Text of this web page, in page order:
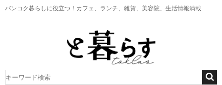
バンコク暮らしに役立つ！ カフェ、ランチ、雑貨、美容院、生活情報満載